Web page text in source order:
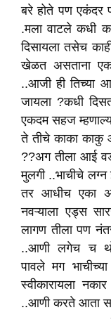
बरे होते पण एकंदर
.मला वाटले कधी
दिसायला तसेच
खेळत असताना
..आजी ही तिच्या
जायला ?कधी
एकदम सहज
ते तीचे काका
??अग तीला आई
मुलगी ..भाचीचे
तर आधीच एका
नवऱ्याला एड्स
लागण तीला पण
..आणी लगेच च
पावले मग
स्वीकारायला
..आणी करते
रेश्मा माझ्या